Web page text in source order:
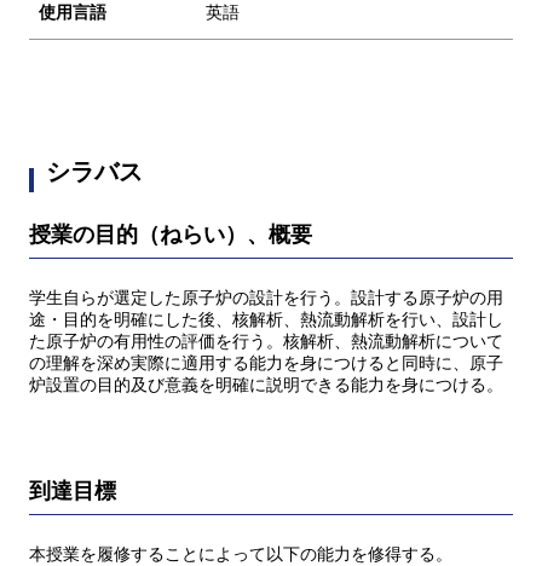
使用言語 英語
シラバス
授業の目的（ねらい）、概要
学生自らが選定した原子炉の設計を行う。設計する原子炉の用
途・目的を明確にした後、核解析、熱流動解析を行い、設計し
た原子炉の有用性の評価を行う。核解析、熱流動解析について
の理解を深め実際に適用する能力を身につけると同時に、原子
炉設置の目的及び意義を明確に説明できる能力を身につける。
到達目標
本授業を履修することによって以下の能力を修得する。